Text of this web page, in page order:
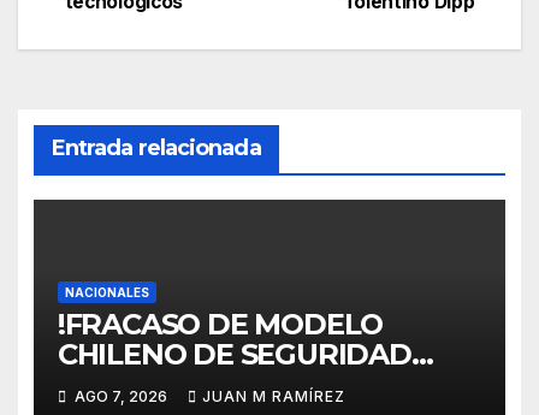
Entrada relacionada
NACIONALES
!FRACASO DE MODELO
CHILENO DE SEGURIDAD
SOCIAL! Plantean para RD
AGO 7, 2026 JUAN M RAMÍREZ